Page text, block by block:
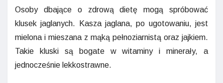
Osoby dbające o zdrową dietę mogą spróbować
klusek jaglanych. Kasza jaglana, po ugotowaniu, jest
mielona i mieszana z mąką pełnoziarnistą oraz jajkiem.
Takie kluski są bogate w witaminy i minerały, a
jednocześnie lekkostrawne.